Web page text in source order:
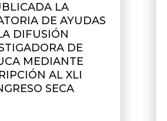
LA
DE AYUDAS
DIFUSIÓN
DE
MEDIANTE
AL XLI
SECA